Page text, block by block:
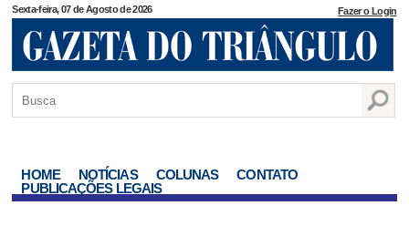
Sexta-feira, 07 de Agosto de 2026 Fazer o Login
HOME NOTÍCIAS COLUNAS
CONTATO
PUBLICAÇÕES LEGAIS